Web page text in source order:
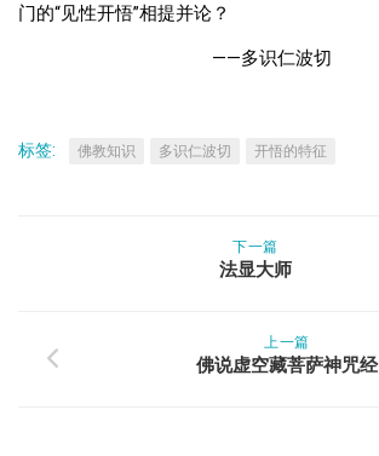
门的“见性开悟”相提并论？
——多识仁波切
标签: 佛教知识 多识仁波切 开悟的特征
下一篇
法显大师
上一篇
佛说虚空藏菩萨神咒经